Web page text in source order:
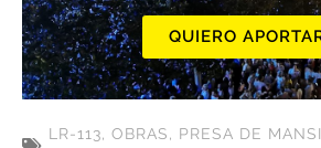
QUIERO
LR-113, OBRAS, PRESA DE